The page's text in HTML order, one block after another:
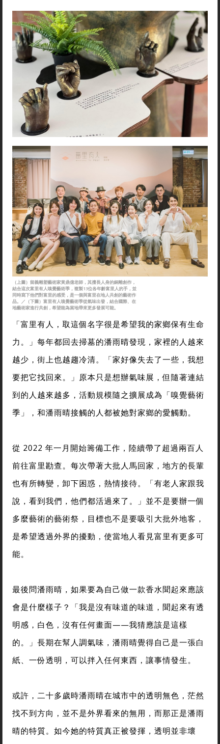
（上圖）留義雕塑藝術家黃鼎億老師，其擅長人身的銅雕創作，
結合這次富里有人嗅覺藝術季，複製13位各年齡富里人的手，並
同時寫下他們對富里的感受，是一個與富里在地人共創的藝術作
品。／（下圖）富里有人嗅覺藝術季從氣味出發，結合國際、在
地藝術家進行共創，希望能為當地帶來更多發展可能。
「富里有人，取這個名字很是希望我的家鄉保有生命
力。」每年都回去掃墓的潘雨晴發現，家裡的人越來
越少，街上也越趨冷清。「家好像失去了一些，我想
要把它找回來。」原本只是想辦氣味展，但隨著連結
到的人越來越多，活動規模隨之擴展成為「嗅覺藝術
季」，和潘雨晴接觸的人都被她對家鄉的愛觸動。
從 2022 年一月開始籌備工作，陸續帶了超過兩百人
前往富里勘查。每次帶著大批人馬回家，地方的長輩
也有所轉變，卸下困惑，熱情接待。「有老人家跟我
說，看到我們，他們都活過來了。」並不是要辦一個
多麼藝術的藝術祭，目標也不是要吸引大批外地客，
是希望透過外界的擾動，使當地人看見富里有更多可
能。
最後問潘雨晴，如果要為自己做一款香水聞起來應該
會是什麼樣子？「我是沒有味道的味道，聞起來有透
明感，白色，沒有任何畫面——我猜應該是這樣
的。」長期在幫人調氣味，潘雨晴覺得自己是一張白
紙、一份透明，可以拌入任何東西，讓事情發生。
或許，二十多歲時潘雨晴在城市中的透明無色，茫然
找不到方向，並不是外界看來的無用，而那正是潘雨
晴的特質。如今她的特質真正被發揮，透明並非壞